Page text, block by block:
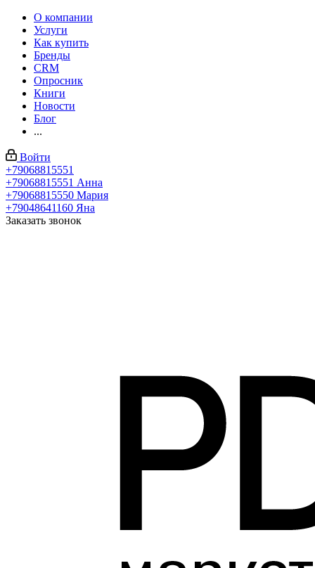
О компании
Услуги
Как купить
Бренды
CRM
Опросник
Книги
Новости
Блог
...
Войти
+79068815551
+79068815551 Анна
+79068815550 Мария
+79048641160 Яна
Заказать звонок